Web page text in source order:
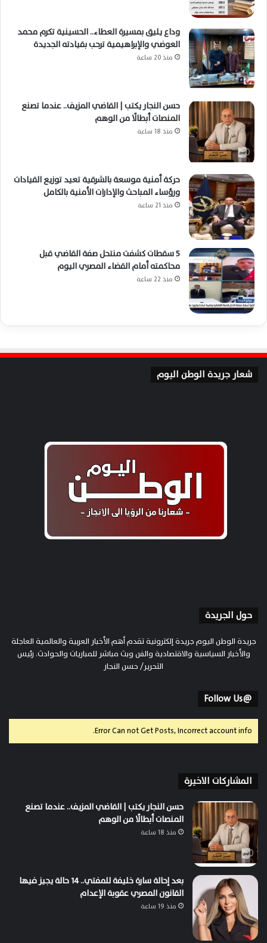
وداع يليق بمسيرة العطاء.. الحسينية تكرم محمد
العوضي والإبراهيمية ترحب بقيادته الجديدة
منذ 20 ساعة
حسن النجار يكتب | القاضي المزيف.. عندما تصنع
المنصات أبطالًا من الوهم
منذ 18 ساعة
حركة أمنية موسعة بالشرقية تعيد توزيع القيادات
ورؤساء المباحث والإدارات الأمنية بالكامل
منذ 21 ساعة
5 سقطات كشفت منتحل صفة القاضي قبل
محاكمته أمام القضاء المصري اليوم
منذ 22 ساعة
شعار جريدة الوطن اليوم
حول الجريدة
جريدة الوطن اليوم جريدة إلكترونية تقدم أهم الأخبار العربية والعالمية العاجلة
والأخبار السياسية والاقتصادية والفن وبث مباشر للمباريات والحوادث. رئيس
التحرير/ حسن النجار
@Follow Us
Error Can not Get Posts, Incorrect account info.
المشاركات الاخيرة
حسن النجار يكتب | القاضي المزيف.. عندما تصنع
المنصات أبطالًا من الوهم
منذ 18 ساعة
بعد إحالة سارة خليفة للمفتي.. 14 حالة يجيز فيها
القانون المصري عقوبة الإعدام
منذ 19 ساعة